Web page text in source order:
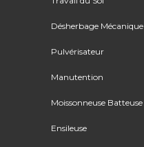
Désherbage Mécanique
Pulvérisateur
Manutention
Moissonneuse Batteuse
Ensileuse